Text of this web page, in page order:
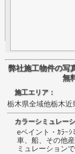
弊社施工物件の写
無
施工エリア：
栃木県全域他栃木
カラーシミュレー
eペイント・ｶﾗｰｼ
車、船、その他
ミュレーションで